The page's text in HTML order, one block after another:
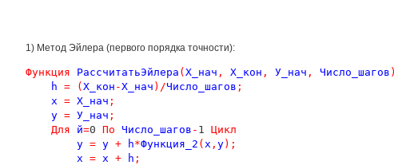
1) Метод Эйлера (первого порядка точности):
Функция РассчитатьЭйлера (Х_нач , Х_кон , У_нач , Число_шагов )
h = (Х_кон -Х_нач )/Число_шагов ;
x = Х_нач ;
y = У_нач ;
Для
й=0 По Число_шагов - 1 Цикл
y = y + h*Функция_2 ( x , y);
x = x + h ;